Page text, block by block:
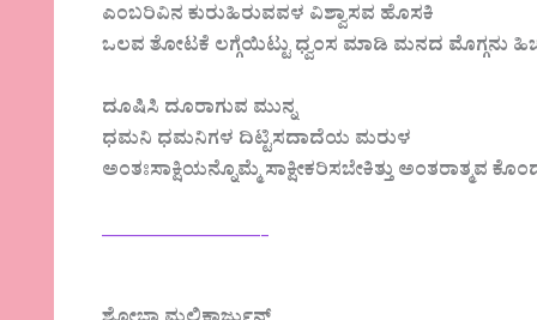
ಎಂಬರಿವಿನ ಕುರುಹಿರುವವಳ ವಿಶ್ವಾಸವ ಹೊಸಕಿ
ಒಲವ ತೋಟಕೆ ಲಗ್ಗೆಯಿಟ್ಟು ಧ್ವಂಸ ಮಾಡಿ ಮನದ ಮೊಗ್ಗನು
ದೂಷಿಸಿ ದೂರಾಗುವ ಮುನ್ನ
ಧಮನಿ ಧಮನಿಗಳ ದಿಟ್ಟಿಸದಾದೆಯ ಮರುಳ
ಅಂತಃಸಾಕ್ಷಿಯನ್ನೊಮ್ಮೆ ಸಾಕ್ಷೀಕರಿಸಬೇಕಿತ್ತು ಅಂತರಾತ್ಮವ
——————-